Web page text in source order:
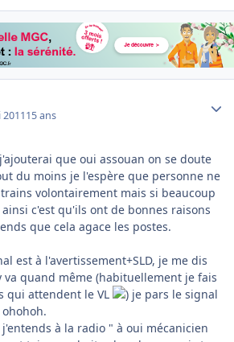
15 ans
que oui assouan on se doute
du moins je l'espère que personne ne
volontairement mais si beaucoup
c'est qu'ils ont de bonnes raisons
que cela agace les postes.
est à l'avertissement+SLD, je me dis
quand même (habituellement je fais
qui attendent le VL
) je pars le signal
à la radio " à oui mécanicien